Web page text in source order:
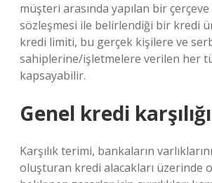
müşteri arasında yapılan bir
sözleşmesi ile belirlendiği bir kredi
kredi limiti, bu gerçek kişilere ve
sahiplerine/işletmelere verilen her
kapsayabilir.
Genel kredi
Karşılık terimi, bankaların
oluşturan kredi alacakları üzerinde